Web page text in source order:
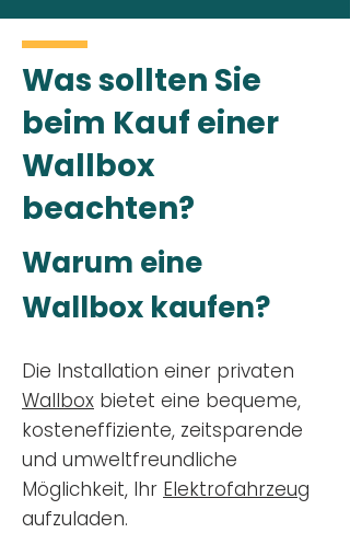
Was sollten Sie
beim Kauf einer
Wallbox
beachten?
Warum eine
Wallbox kaufen?
Die Installation einer privaten
Wallbox bietet eine bequeme,
kosteneffiziente, zeitsparende
und umweltfreundliche
Möglichkeit, Ihr Elektrofahrzeug
aufzuladen.